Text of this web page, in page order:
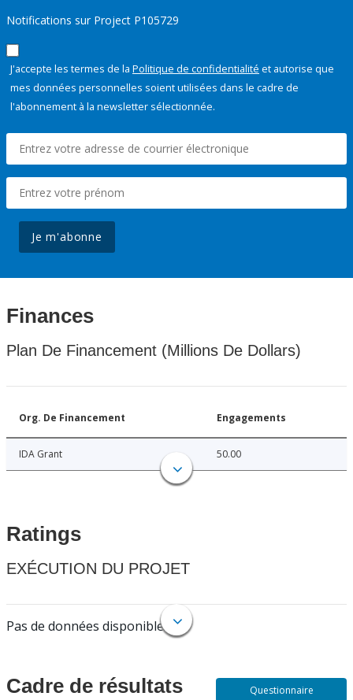
Notifications sur Project P105729
J'accepte les termes de la Politique de confidentialité et autorise que
mes données personnelles soient utilisées dans le cadre de
l'abonnement à la newsletter sélectionnée.
Je m'abonne
Finances
Plan De Financement (Millions De Dollars)
Org. De Financement Engagements
IDA Grant 50.00
Ratings
EXÉCUTION DU PROJET
Pas de données disponibles.
Cadre de résultats Questionnaire